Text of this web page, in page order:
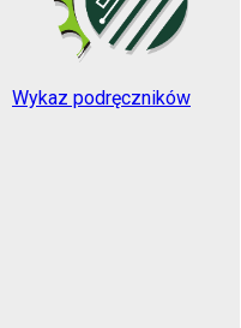
Wykaz podręczników